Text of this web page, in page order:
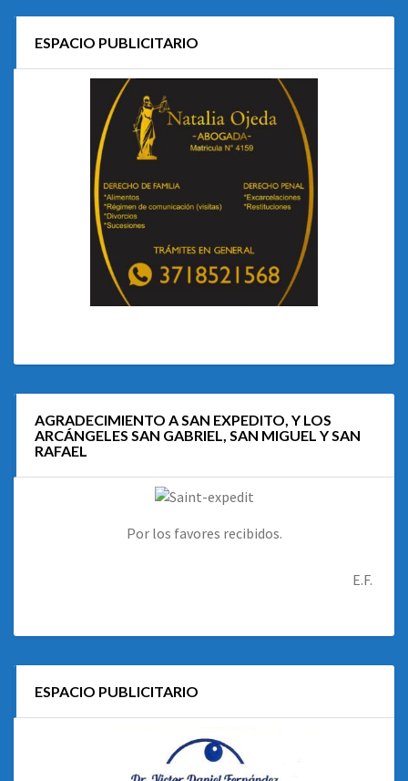
ESPACIO PUBLICITARIO
AGRADECIMIENTO A SAN EXPEDITO, Y LOS
ARCÁNGELES SAN GABRIEL, SAN MIGUEL Y SAN
RAFAEL
Por los favores recibidos.
E.F.
ESPACIO PUBLICITARIO